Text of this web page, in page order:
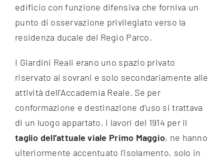
edificio con funzione difensiva che forniva un
punto di osservazione privilegiato verso la
residenza ducale del Regio Parco.
I Giardini Reali erano uno spazio privato
riservato ai sovrani e solo secondariamente alle
attività dell’Accademia Reale. Se per
conformazione e destinazione d’uso si trattava
di un luogo appartato, i lavori del 1914 per il
taglio dell’attuale viale Primo Maggio, ne hanno
ulteriormente accentuato l’isolamento, solo in